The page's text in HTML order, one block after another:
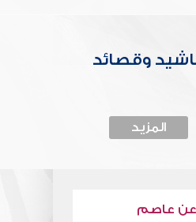
وقصائد
المزيد
عن عاصم